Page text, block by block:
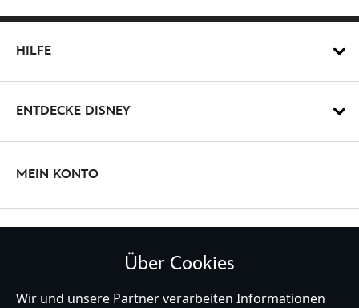
HILFE
ENTDECKE DISNEY
MEIN KONTO
Über Cookies
Wir und unsere Partner verarbeiten Informationen